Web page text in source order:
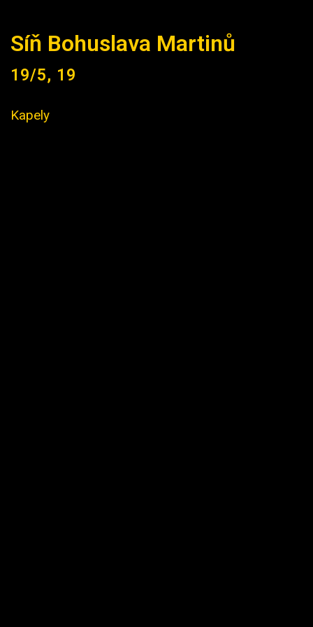
Síň Bohuslava Martinů
19/5, 19
Kapely